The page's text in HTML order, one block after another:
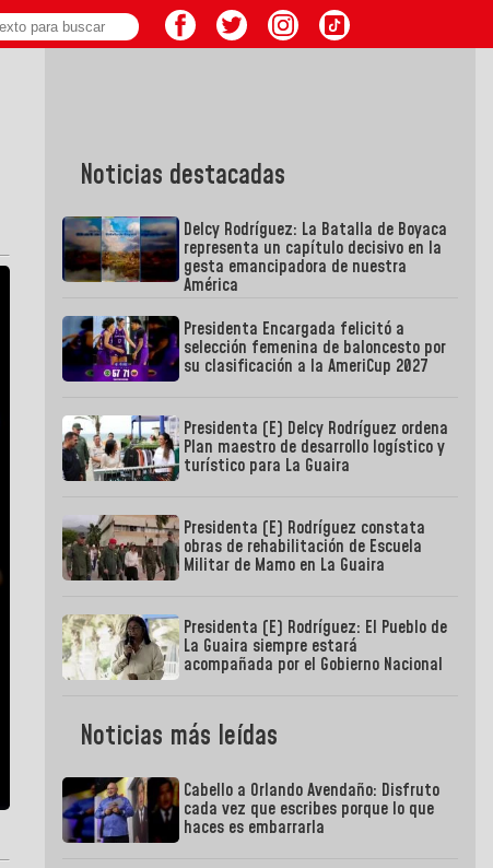
Noticias destacadas
Delcy Rodríguez: La Batalla de Boyaca
representa un capítulo decisivo en la
gesta emancipadora de nuestra
América
Presidenta Encargada felicitó a
selección femenina de baloncesto por
su clasificación a la AmeriCup 2027
Presidenta (E) Delcy Rodríguez ordena
Plan maestro de desarrollo logístico y
turístico para La Guaira
Presidenta (E) Rodríguez constata
obras de rehabilitación de Escuela
Militar de Mamo en La Guaira
Presidenta (E) Rodríguez: El Pueblo de
La Guaira siempre estará
acompañada por el Gobierno Nacional
Noticias más leídas
Cabello a Orlando Avendaño: Disfruto
cada vez que escribes porque lo que
haces es embarrarla